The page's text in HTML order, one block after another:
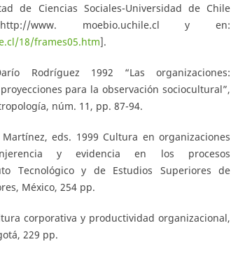
de Ciencias Sociales-Universidad de Chile
www. moebio.uchile.cl y en:
18/frames05.htm].
Rodríguez 1992 “Las organizaciones:
para la observación sociocultural”,
núm. 11, pp. 87-94.
eds. 1999 Cultura en organizaciones
y evidencia en los procesos
Tecnológico y de Estudios Superiores de
México, 254 pp.
corporativa y productividad organizacional,
229 pp.